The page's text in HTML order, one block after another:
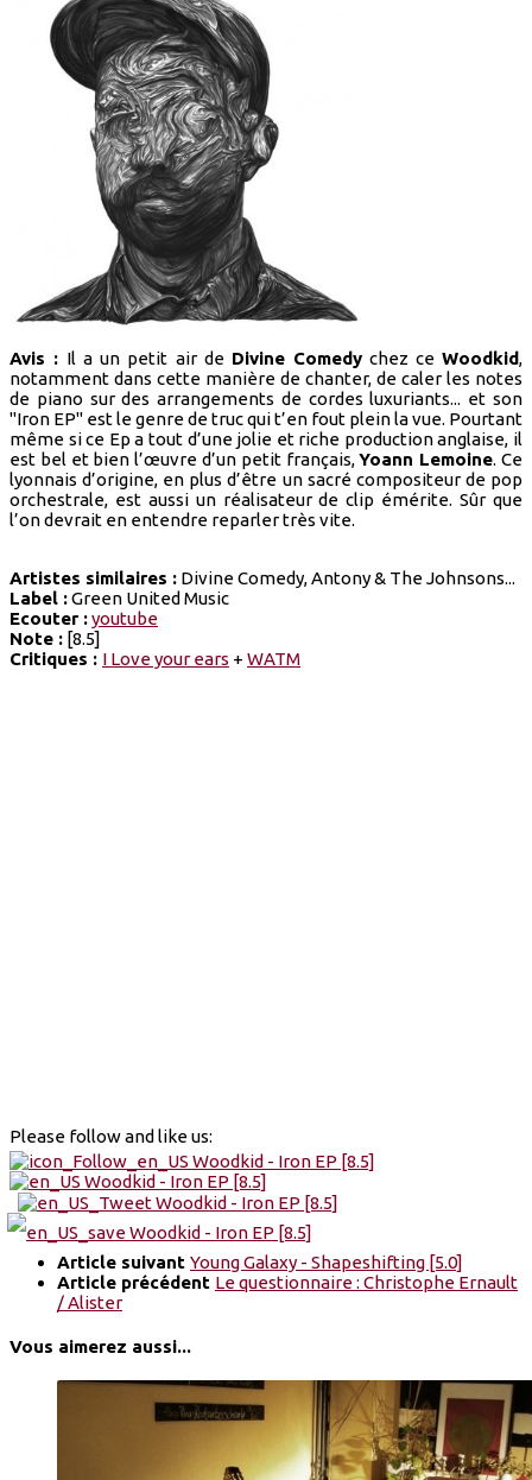
Avis : Il a un petit air de Divine Comedychez ceWoodkid,
notamment dans cette manière de chanter, de caler les notes
de piano sur des arrangements de cordes luxuriants... et son
"Iron EP" est le genre de truc qui t’en fout plein la vue. Pourtant
même si ce Ep a tout d’une jolie et riche production anglaise, il
est bel et bien l’œuvre d’un petit français,Yoann Lemoine. Ce
lyonnais d’origine, en plus d’être un sacré compositeur de pop
orchestrale, est aussi un réalisateur de clip émérite. Sûr que
l’on devrait en entendre reparler très vite.
Artistes similaires : Divine Comedy, Antony & The Johnsons...
Label :Green United Music
Ecouter :youtube
Note : [8.5]
Critiques : I Love your ears + WATM
Please follow and like us:
Article suivant Young Galaxy - Shapeshifting [5.0]
Article précédent Le questionnaire : Christophe Ernault
/ Alister
Vous aimerez aussi...